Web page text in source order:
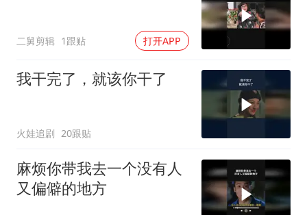
二舅剪辑 1跟贴 打开APP
我干完了，就该你干了
火娃追剧 20跟贴
麻烦你带我去一个没有人
又偏僻的地方